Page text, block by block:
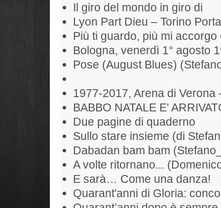
Il giro del mondo in giro di
Lyon Part Dieu – Torino
Più ti guardo, più mi accorgo
Bologna, venerdì 1° agosto
Pose (August Blues)
1977-2017, Arena di
BABBO NATALE E'
Due pagine di quaderno
Sullo stare insieme (di
Dabadan bam bam
A volte ritornano...
E sarà… Come una danza!
Quarant'anni di Gloria: